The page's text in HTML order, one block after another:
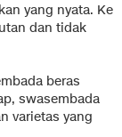
yang nyata. Ke
dan tidak
beras
swasembada
varietas yang